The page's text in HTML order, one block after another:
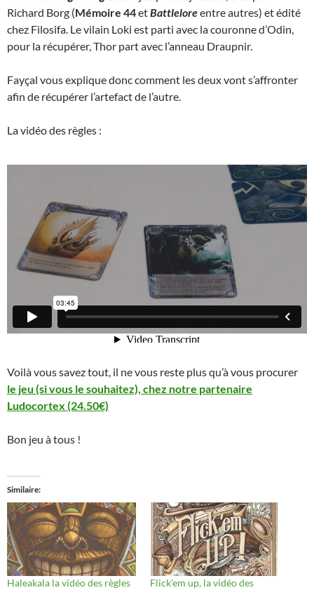
Richard Borg (Mémoire 44etBattleloreentre autres) et édité
chez Filosifa. Le vilain Loki est parti avec la couronne d’Odin,
pour la récupérer, Thor part avec l’anneau Draupnir.
Fayçal vous explique donc comment les deux vont s’affronter
afin de récupérer l’artefact de l’autre.
La vidéo des règles :
Voilà vous savez tout, il ne vous reste plus qu’à vous procurer
le jeu (si vous le souhaitez), chez notre partenaire
Ludocortex (24.50€)
Bon jeu à tous !
Similaire
Haleakala la vidéo des règles
Flick’em up, la vidéo des